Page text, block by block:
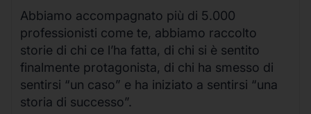
Abbiamo accompagnato più di 5.000
professionisti come te, abbiamo raccolto
storie di chi ce l’ha fatta, di chi si è sentito
finalmente protagonista, di chi ha smesso di
sentirsi “un caso” e ha iniziato a sentirsi “una
storia di successo”.